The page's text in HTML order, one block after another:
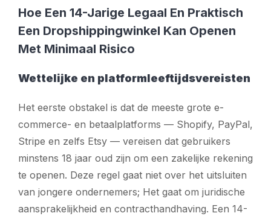
Hoe Een 14-Jarige Legaal En Praktisch
Een Dropshippingwinkel Kan Openen
Met Minimaal Risico
Wettelijke en platformleeftijdsvereisten
Het eerste obstakel is dat de meeste grote e-
commerce- en betaalplatforms — Shopify, PayPal,
Stripe en zelfs Etsy — vereisen dat gebruikers
minstens 18 jaar oud zijn om een zakelijke rekening
te openen. Deze regel gaat niet over het uitsluiten
van jongere ondernemers; Het gaat om juridische
aansprakelijkheid en contracthandhaving. Een 14-